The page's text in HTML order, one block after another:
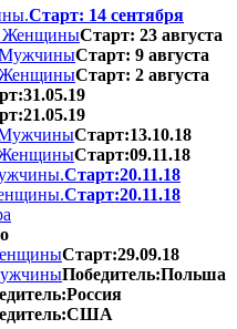
Старт: 14 сентября
ЖенщиныСтарт: 23 августа
Старт: 9 августа
Старт: 2 августа
МужчиныСтарт:13.10.18
ЖенщиныСтарт:09.11.18
Старт:20.11.18
Старт:20.11.18
Старт:29.09.18
Победитель:Польша